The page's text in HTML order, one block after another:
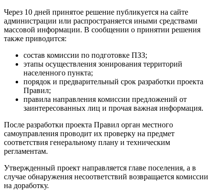
Через 10 дней принятое решение публикуется на сайте
администрации или распространяется иными средствами
массовой информации. В сообщении о принятии решения
также приводится:
состав комиссии по подготовке ПЗЗ;
этапы осуществления зонирования территорий
населенного пункта;
порядок и предварительный срок разработки проекта
Правил;
правила направления комиссии предложений от
заинтересованных лиц и прочая важная информация.
После разработки проекта Правил орган местного
самоуправления проводит их проверку на предмет
соответствия генеральному плану и техническим
регламентам.
Утвержденный проект направляется главе поселения, а в
случае обнаружения несоответствий возвращается комиссии
на доработку.